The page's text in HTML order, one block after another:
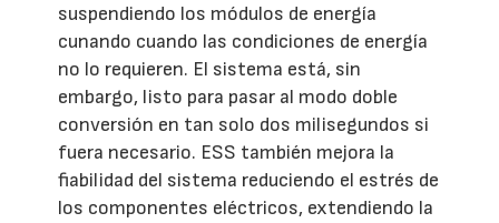
suspendiendo los módulos de energía
cunando cuando las condiciones de energía
no lo requieren. El sistema está, sin
embargo, listo para pasar al modo doble
conversión en tan solo dos milisegundos si
fuera necesario. ESS también mejora la
fiabilidad del sistema reduciendo el estrés de
los componentes eléctricos, extendiendo la